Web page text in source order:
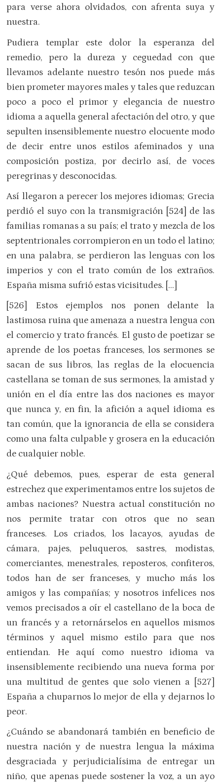
para verse ahora olvidados, con afrenta suya y
nuestra.
Pudiera templar este dolor la esperanza del
remedio, pero la dureza y ceguedad con que
llevamos adelante nuestro tesón nos puede más
bien prometer mayores males y tales que reduzcan
poco a poco el primor y elegancia de nuestro
idioma a aquella general afectación del otro, y que
sepulten insensiblemente nuestro elocuente modo
de decir entre unos estilos afeminados y una
composición postiza, por decirlo así, de voces
peregrinas y desconocidas.
Así llegaron a perecer los mejores idiomas; Grecia
perdió el suyo con la transmigración [524] de las
familias romanas a su país; el trato y mezcla de los
septentrionales corrompieron en un todo el latino;
en una palabra, se perdieron las lenguas con los
imperios y con el trato común de los extraños.
España misma sufrió estas vicisitudes. […]
[526] Estos ejemplos nos ponen delante la
lastimosa ruina que amenaza a nuestra lengua con
el comercio y trato francés. El gusto de poetizar se
aprende de los poetas franceses, los sermones se
sacan de sus libros, las reglas de la elocuencia
castellana se toman de sus sermones, la amistad y
unión en el día entre las dos naciones es mayor
que nunca y, en fin, la afición a aquel idioma es
tan común, que la ignorancia de ella se considera
como una falta culpable y grosera en la educación
de cualquier noble.
¿Qué debemos, pues, esperar de esta general
estrechez que experimentamos entre los sujetos de
ambas naciones? Nuestra actual constitución no
nos permite tratar con otros que no sean
franceses. Los criados, los lacayos, ayudas de
cámara, pajes, peluqueros, sastres, modistas,
comerciantes, menestrales, reposteros, confiteros,
todos han de ser franceses, y mucho más los
amigos y las compañías; y nosotros infelices nos
vemos precisados a oír el castellano de la boca de
un francés y a retornárselos en aquellos mismos
términos y aquel mismo estilo para que nos
entiendan. He aquí como nuestro idioma va
insensiblemente recibiendo una nueva forma por
una multitud de gentes que solo vienen a [527]
España a chuparnos lo mejor de ella y dejarnos lo
peor.
¿Cuándo se abandonará también en beneficio de
nuestra nación y de nuestra lengua la máxima
desgraciada y perjudicialísima de entregar un
niño, que apenas puede sostener la voz, a un ayo